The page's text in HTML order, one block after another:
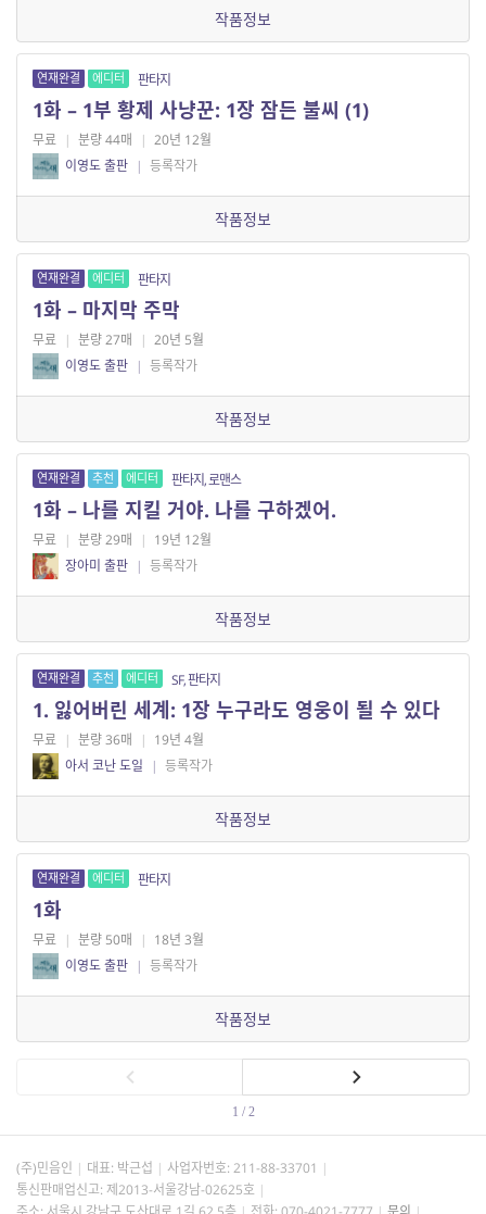
작품정보
연재완결 에디터 판타지
1화 – 1부 황제 사냥꾼: 1장 잠든 불씨 (1)
무료 | 분량 44매 | 20년 12월
이영도 출판 | 등록작가
작품정보
연재완결 에디터 판타지
1화 – 마지막 주막
무료 | 분량 27매 | 20년 5월
이영도 출판 | 등록작가
작품정보
연재완결 추천 에디터 판타지, 로맨스
1화 – 나를 지킬 거야. 나를 구하겠어.
무료 | 분량 29매 | 19년 12월
장아미 출판 | 등록작가
작품정보
연재완결 추천 에디터 SF, 판타지
1. 잃어버린 세계: 1장 누구라도 영웅이 될 수 있다
무료 | 분량 36매 | 19년 4월
아서 코난 도일
| 등록작가
작품정보
연재완결 에디터 판타지
1화
무료 | 분량 50매 | 18년 3월
이영도 출판 | 등록작가
작품정보
1 / 2
(주)민음인 대표: 박근섭 사업자번호: 211-88-33701
통신판매업신고: 제2013-서울강남-02625호